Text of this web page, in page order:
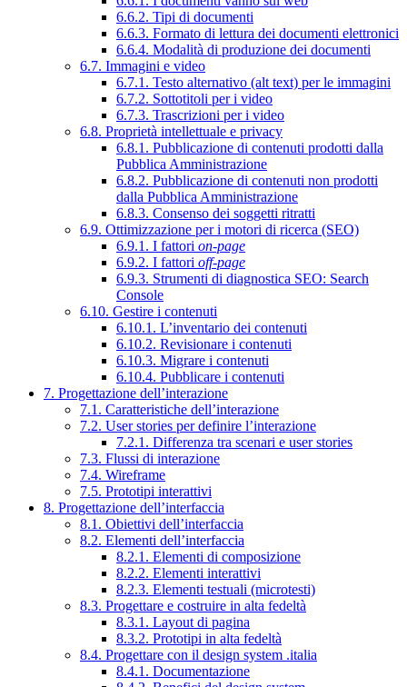
6.6.2. Tipi di documenti
6.6.3. Formato di lettura dei documenti elettronici
6.6.4. Modalità di produzione dei documenti
6.7. Immagini e video
6.7.1. Testo alternativo (alt text) per le immagini
6.7.2. Sottotitoli per i video
6.7.3. Trascrizioni per i video
6.8. Proprietà intellettuale e privacy
6.8.1. Pubblicazione di contenuti prodotti dalla
Pubblica Amministrazione
6.8.2. Pubblicazione di contenuti non prodotti
dalla Pubblica Amministrazione
6.8.3. Consenso dei soggetti ritratti
6.9. Ottimizzazione per i motori di ricerca (SEO)
6.9.1. I fattori on-page
6.9.2. I fattori off-page
6.9.3. Strumenti di diagnostica SEO: Search
Console
6.10. Gestire i contenuti
6.10.1. L’inventario dei contenuti
6.10.2. Revisionare i contenuti
6.10.3. Migrare i contenuti
6.10.4. Pubblicare i contenuti
7. Progettazione dell’interazione
7.1. Caratteristiche dell’interazione
7.2. User stories per definire l’interazione
7.2.1. Differenza tra scenari e user stories
7.3. Flussi di interazione
7.4. Wireframe
7.5. Prototipi interattivi
8. Progettazione dell’interfaccia
8.1. Obiettivi dell’interfaccia
8.2. Elementi dell’interfaccia
8.2.1. Elementi di composizione
8.2.2. Elementi interattivi
8.2.3. Elementi testuali (microtesti)
8.3. Progettare e costruire in alta fedeltà
8.3.1. Layout di pagina
8.3.2. Prototipi in alta fedeltà
8.4. Progettare con il design system .italia
8.4.1. Documentazione